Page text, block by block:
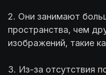
2. Они занимают
пространства, чем
изображений, такие
3. Из-за отсутствия